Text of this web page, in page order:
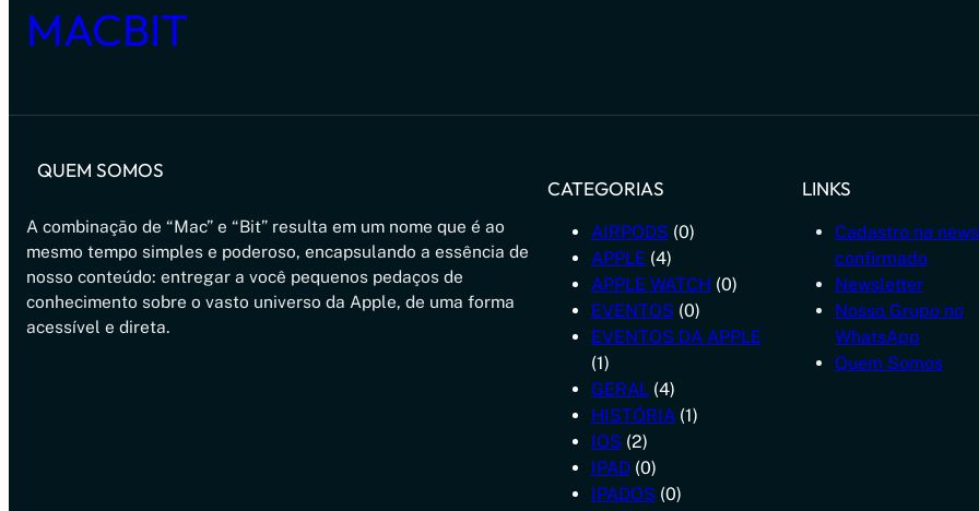
MACBIT
QUEM SOMOS
A combinação de “Mac” e “Bit” resulta em um nome que é ao
mesmo tempo simples e poderoso, encapsulando a essência de
nosso conteúdo: entregar a você pequenos pedaços de
conhecimento sobre o vasto universo da Apple, de uma forma
acessível e direta.
CATEGORIAS
AIRPODS (0)
APPLE (4)
APPLE WATCH (0)
EVENTOS (0)
EVENTOS DA APPLE
(1)
GERAL(4)
HISTÓRIA(1)
IOS (2)
IPAD(0)
IPADOS (0)
LINKS
Cadastro na
confirmado
Newsletter
Nosso Grupo no
WhatsApp
Quem Somos